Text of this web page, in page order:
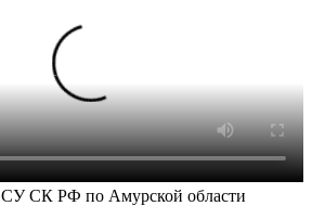
СУ СК РФ по Амурской области